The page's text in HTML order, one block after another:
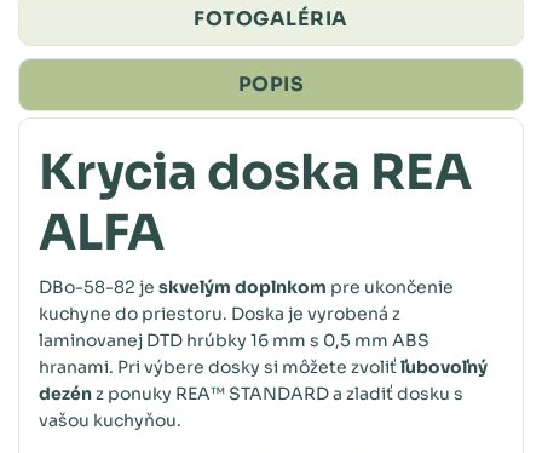
FOTOGALÉRIA
POPIS
Krycia doska REA
ALFA
DBo-58-82 je skvelým doplnkom pre ukončenie
kuchyne do priestoru. Doska je vyrobená z
laminovanej DTD hrúbky 16 mm s 0,5 mm ABS
hranami. Pri výbere dosky si môžete zvoliťľubovoľný
dezénz ponuky REA™ STANDARD a zladiť dosku s
vašou kuchyňou.